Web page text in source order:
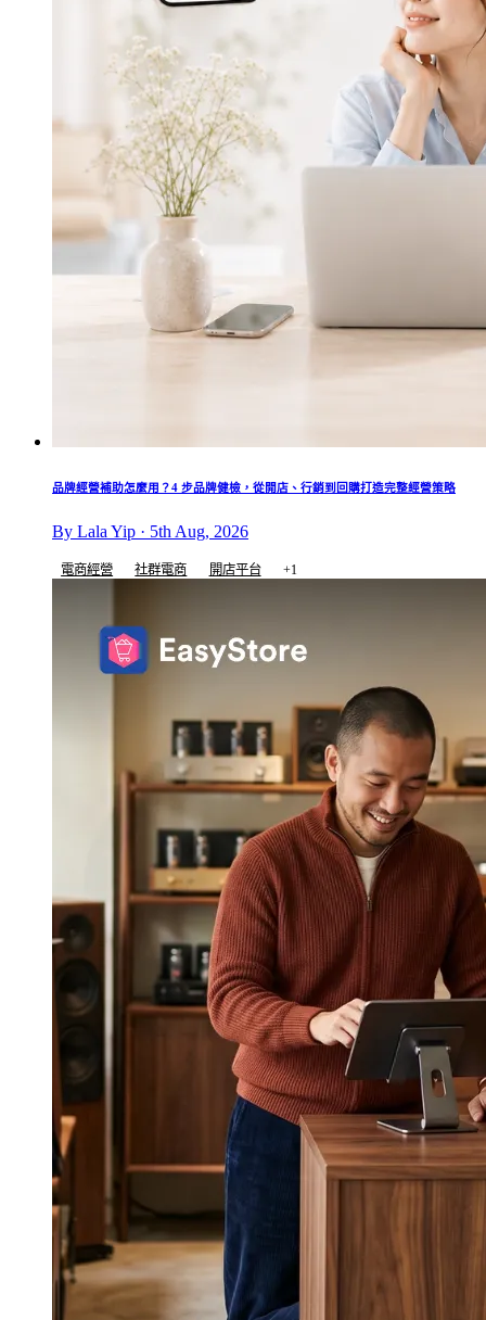
品牌經營補助怎麼用？4 步品牌健檢，從開店、行銷到回購打造完整經營策略
By Lala Yip · 5th Aug, 2026
電商經營 社群電商 開店平台 +1